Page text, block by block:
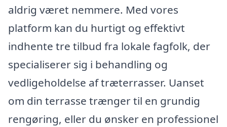
aldrig været nemmere. Med vores
platform kan du hurtigt og effektivt
indhente tre tilbud fra lokale fagfolk, der
specialiserer sig i behandling og
vedligeholdelse af træterrasser. Uanset
om din terrasse trænger til en grundig
rengøring, eller du ønsker en professionel